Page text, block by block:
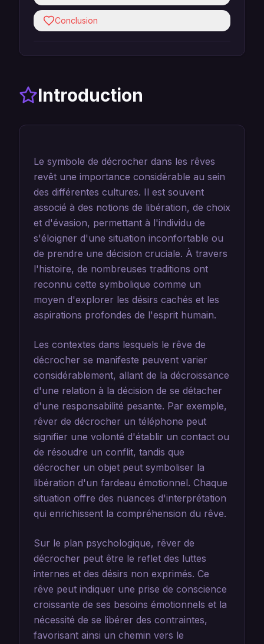
Conclusion
Introduction
Le symbole de décrocher dans les rêves
revêt une importance considérable au sein
des différentes cultures. Il est souvent
associé à des notions de libération, de choix
et d'évasion, permettant à l'individu de
s'éloigner d'une situation inconfortable ou
de prendre une décision cruciale. À travers
l'histoire, de nombreuses traditions ont
reconnu cette symbolique comme un
moyen d'explorer les désirs cachés et les
aspirations profondes de l'esprit humain.
Les contextes dans lesquels le rêve de
décrocher se manifeste peuvent varier
considérablement, allant de la décroissance
d'une relation à la décision de se détacher
d'une responsabilité pesante. Par exemple,
rêver de décrocher un téléphone peut
signifier une volonté d'établir un contact ou
de résoudre un conflit, tandis que
décrocher un objet peut symboliser la
libération d'un fardeau émotionnel. Chaque
situation offre des nuances d'interprétation
qui enrichissent la compréhension du rêve.
Sur le plan psychologique, rêver de
décrocher peut être le reflet des luttes
internes et des désirs non exprimés. Ce
rêve peut indiquer une prise de conscience
croissante de ses besoins émotionnels et la
nécessité de se libérer des contraintes,
favorisant ainsi un chemin vers le